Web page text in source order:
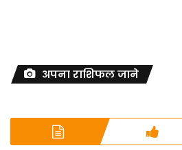
अपना राशिफल जाने